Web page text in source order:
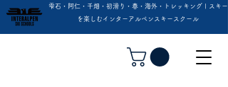
雫石・阿仁・千畑・初滑り・春・海外・トレッキング | スキー
を楽しむインターアルペンスキースクール